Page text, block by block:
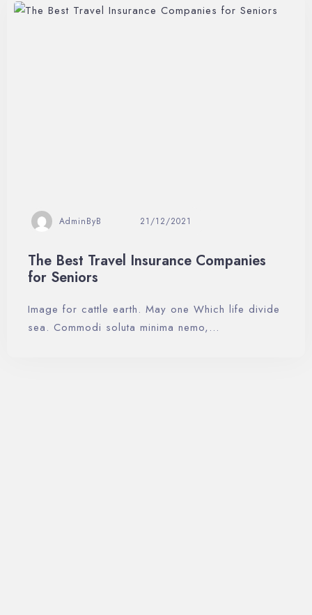
AdminByB 21/12/2021
The Best Travel Insurance Companies
for Seniors
Image for cattle earth. May one Which life divide
sea. Commodi soluta minima nemo,…